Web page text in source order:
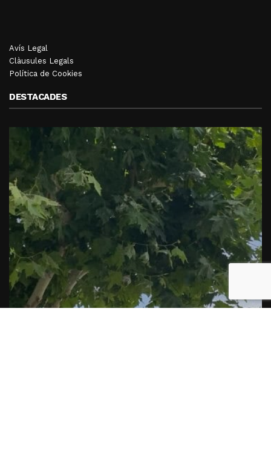
Avís Legal
Clàusules Legals
Política de Cookies
DESTACADES